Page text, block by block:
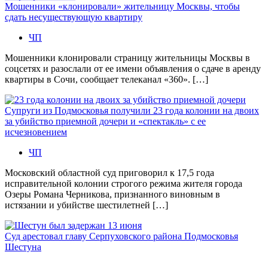
Мошенники «клонировали» жительницу Москвы, чтобы
сдать несуществующую квартиру
ЧП
Мошенники клонировали страницу жительницы Москвы в
соцсетях и разослали от ее имени объявления о сдаче в аренду
квартиры в Сочи, сообщает телеканал «360». […]
Супруги из Подмосковья получили 23 года колонии на двоих
за убийство приемной дочери и «спектакль» с ее
исчезновением
ЧП
Московский областной суд приговорил к 17,5 года
исправительной колонии строгого режима жителя города
Озеры Романа Черникова, признанного виновным в
истязании и убийстве шестилетней […]
Суд арестовал главу Серпуховского района Подмосковья
Шестуна